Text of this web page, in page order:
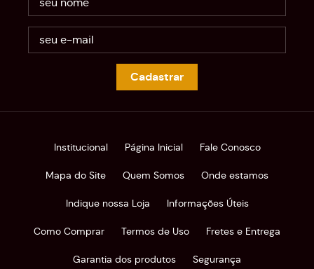
Cadastrar
Institucional Página Inicial Fale Conosco
Mapa do Site Quem Somos Onde estamos
Indique nossa Loja Informações Úteis
Como Comprar Termos de Uso Fretes e Entrega
Garantia dos produtos Segurança